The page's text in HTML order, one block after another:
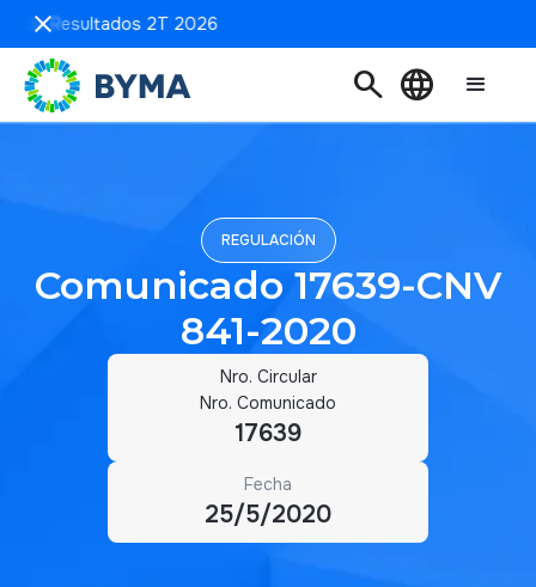
de Resultados 2T 2026
search language
REGULACIÓN
Comunicado 17639-CNV
841-2020
Nro. Circular
Nro. Comunicado
17639
Fecha
25/5/2020